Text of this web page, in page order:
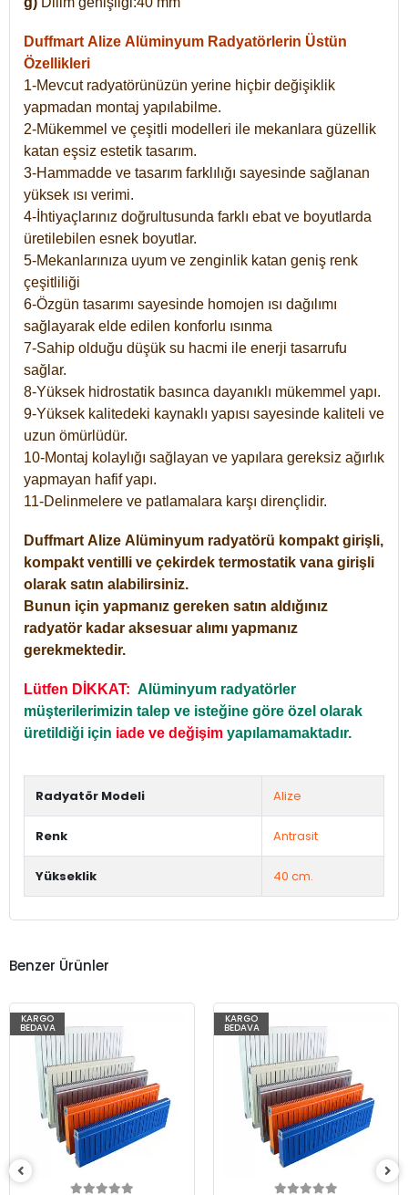
Duffmart Alize Alüminyum Radyatörlerin Üstün
Özellikleri
1-Mevcut radyatörünüzün yerine hiçbir değişiklik
yapmadan montaj yapılabilme.
2-Mükemmel ve çeşitli modelleri ile mekanlara güzellik
katan eşsiz estetik tasarım.
3-Hammadde ve tasarım farklılığı sayesinde sağlanan
yüksek ısı verimi.
4-İhtiyaçlarınız doğrultusunda farklı ebat ve boyutlarda
üretilebilen esnek boyutlar.
5-Mekanlarınıza uyum ve zenginlik katan geniş renk
çeşitliliği
6-Özgün tasarımı sayesinde homojen ısı dağılımı
sağlayarak elde edilen konforlu ısınma
7-Sahip olduğu düşük su hacmi ile enerji tasarrufu
sağlar.
8-Yüksek hidrostatik basınca dayanıklı mükemmel yapı.
9-Yüksek kalitedeki kaynaklı yapısı sayesinde kaliteli ve
uzun ömürlüdür.
10-Montaj kolaylığı sağlayan ve yapılara gereksiz ağırlık
yapmayan hafif yapı.
11-Delinmelere ve patlamalara karşı dirençlidir.
Duffmart Alize Alüminyum radyatörü kompakt girişli,
kompakt ventilli ve çekirdek termostatik vana girişli
olarak satın alabilirsiniz.
Bunun için yapmanız gereken satın aldığınız
radyatör kadar aksesuar alımı yapmanız
gerekmektedir.
Lütfen DİKKAT: Alüminyum radyatörler
müşterilerimizin talep ve isteğine göre özel olarak
üretildiği için iade ve değişim yapılamamaktadır.
Radyatör Modeli Alize
Renk Antrasit
Yükseklik 40 cm.
Benzer Ürünler
KARGO
BEDAVA
KARGO
BEDAVA